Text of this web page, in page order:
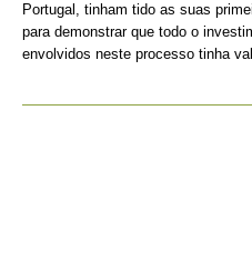
Portugal, tinham tido as suas
para demonstrar que todo o
envolvidos neste processo tinha